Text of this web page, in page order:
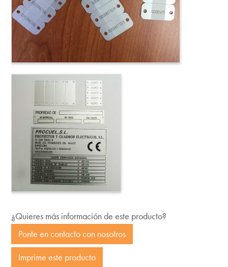
¿Quieres más información de este producto?
Ponte en contacto con nosotros
Imprime este producto